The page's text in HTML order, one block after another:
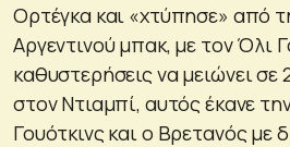
Ορτέγκα και «χτύπησε» από
Αργεντινού μπακ, με τον Όλι
καθυστερήσεις να μειώνει
στον Ντιαμπί, αυτός έκανε
Γουότκινς και ο Βρετανός με